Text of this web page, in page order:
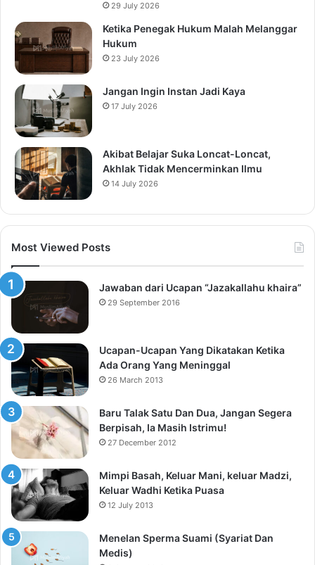
29 July 2026
Ketika Penegak Hukum Malah Melanggar
Hukum
23 July 2026
Jangan Ingin Instan Jadi Kaya
17 July 2026
Akibat Belajar Suka Loncat-Loncat,
Akhlak Tidak Mencerminkan Ilmu
14 July 2026
Most Viewed Posts
Jawaban dari Ucapan “Jazakallahu khaira”
29 September 2016
Ucapan-Ucapan Yang Dikatakan Ketika
Ada Orang Yang Meninggal
26 March 2013
Baru Talak Satu Dan Dua, Jangan Segera
Berpisah, Ia Masih Istrimu!
27 December 2012
Mimpi Basah, Keluar Mani, keluar Madzi,
Keluar Wadhi Ketika Puasa
12 July 2013
Menelan Sperma Suami (Syariat Dan
Medis)